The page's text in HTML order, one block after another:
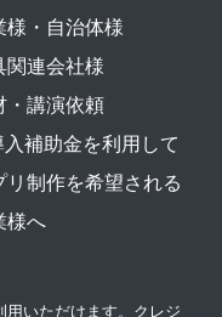
様・自治体様
関連会社様
・講演依頼
入補助金を利用して
リ制作を希望される
様へ
用いただけます。クレジ